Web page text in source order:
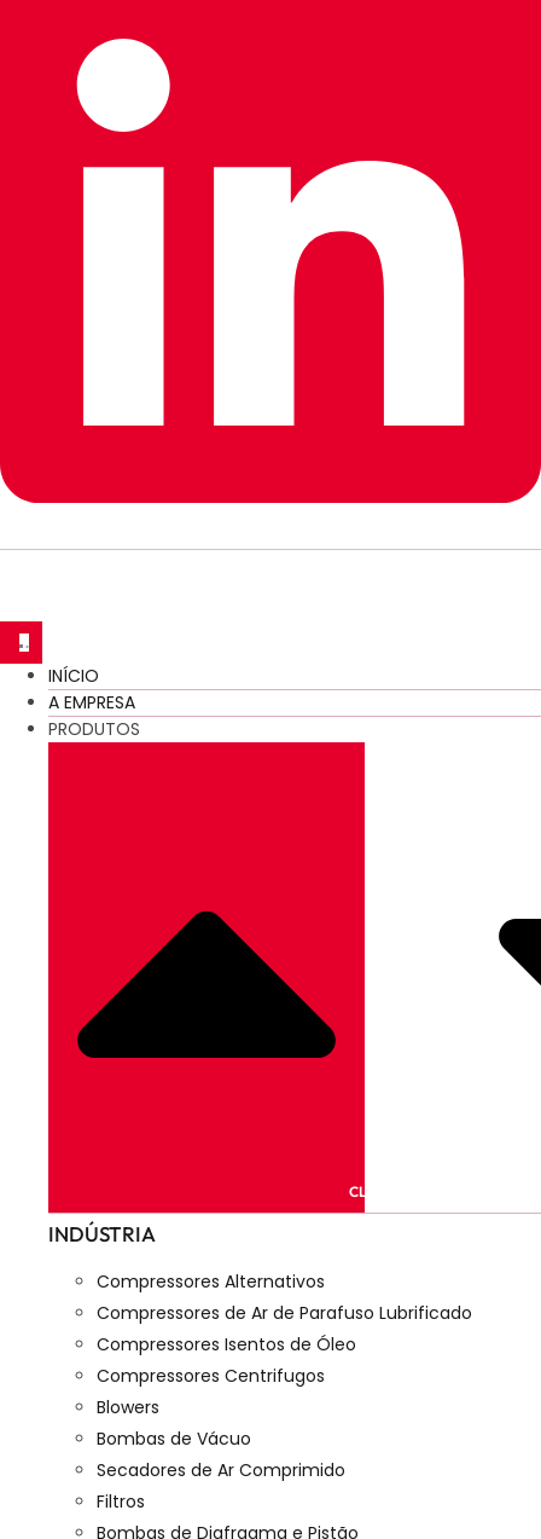
INÍCIO
A EMPRESA
PRODUTOS
CLOSE PRODUTOS
INDÚSTRIA
Compressores Alternativos
Compressores de Ar de Parafuso Lubrificado
Compressores Isentos de Óleo
Compressores Centrifugos
Blowers
Bombas de Vácuo
Secadores de Ar Comprimido
Filtros
Bombas de Diafragma e Pistão